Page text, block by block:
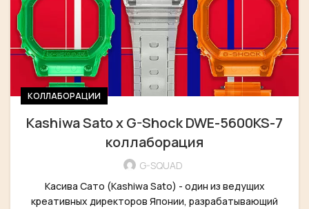
КОЛЛАБОРАЦИИ
Kashiwa Sato x G-Shock DWE-5600KS-7
коллаборация
G-SQUAD
Касива Сато (Kashiwa Sato) - один из ведущих
креативных директоров Японии, разрабатывающий